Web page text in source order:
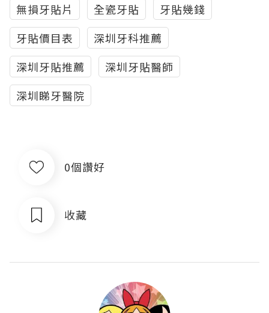
無損牙貼片
全瓷牙貼
牙貼幾錢
牙貼價目表
深圳牙科推薦
深圳牙貼推薦
深圳牙貼醫師
深圳睇牙醫院
0個讚好
收藏